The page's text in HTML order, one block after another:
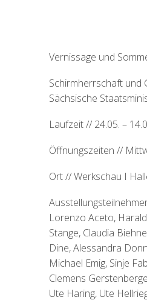
Vernissage und
Schirmherrschaft und
Sächsische
Laufzeit // 24.05. –
Öffnungszeiten //
Ort // Werkschau I
Lorenzo Aceto,
Stange, Claudia
Dine, Alessandra
Michael Emig, Sinje
Clemens
Ute Haring, Ute